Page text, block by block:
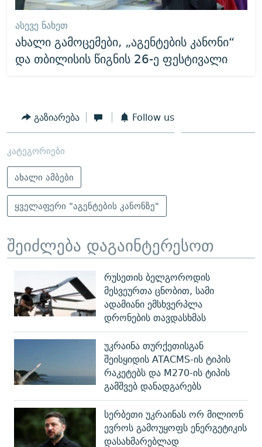
ᲐᲡᲔᲕᲔ ᲜᲐᲮᲔᲗ
ახალი გამოცემები, „აგენტების კანონი“
და თბილისის წიგნის 26-ე ფესტივალი
გაზიარება Follow us
კატეგორიები
ახალი ამბები
ყველაფერი "აგენტების კანონზე"
შეიძლება დაგაინტერესოთ
რუსეთის ბელგოროდის
მესვეურთა ცნობით, სამი
ადამიანი ემსხვერპლა
დრონების თავდასხმას
უკრაინა თურქეთისგან
შეისყიდის ATACMS-ის ტიპის
რაკეტებს და M270-ის ტიპის
გამშვებ დანადგარებს
სერბეთი უკრაინას ორ მილიონ
ევროს გამოუყოფს ენერგეტიკის
დასახმარებლად